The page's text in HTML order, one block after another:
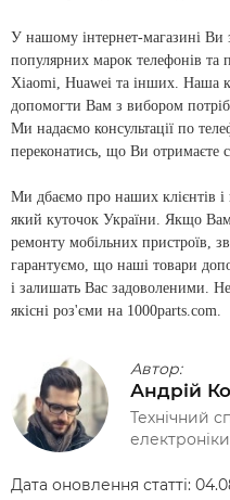
У нашому інтернет-магазині Ви
популярних марок телефонів та
Xiaomi, Huawei та інших. Наша
допомогти Вам з вибором
Ми надаємо консультації по
переконатись, що Ви отримаєте
Ми дбаємо про наших клієнтів
який куточок України. Якщо Вам
ремонту мобільних пристроїв,
гарантуємо, що наші товари
і залишать Вас задоволеними.
якісні роз'єми на 1000parts.com.
Автор:
Андрій
Технічний
електроніки
Дата оновлення статті: